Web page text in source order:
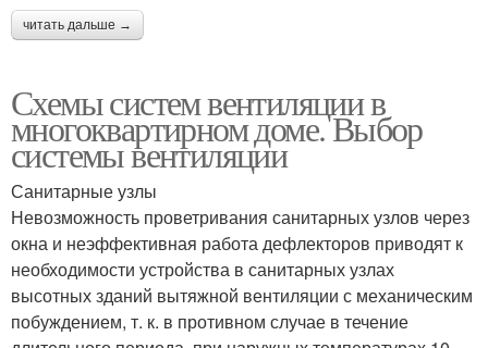
читать дальше →
Схемы систем вентиляции в
многоквартирном доме. Выбор
системы вентиляции
Санитарные узлы
Невозможность проветривания санитарных узлов через
окна и неэффективная работа дефлекторов приводят к
необходимости устройства в санитарных узлах
высотных зданий вытяжной вентиляции с механическим
побуждением, т. к. в противном случае в течение